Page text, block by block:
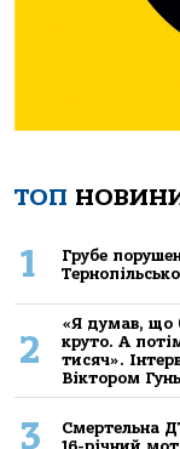
ТОП
1
Грубе
2
«Я думав, що
круто. А
тисяч».
Віктором
3
Смертельнa